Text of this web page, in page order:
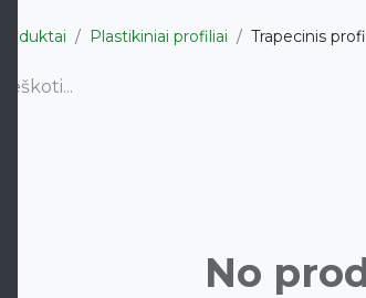
Produktai Plastikiniai profiliai Trapecinis
No